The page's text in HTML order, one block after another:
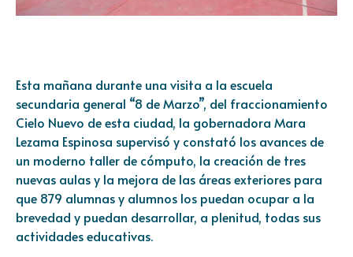
Esta mañana durante una visita a la escuela
secundaria general “8 de Marzo”, del fraccionamiento
Cielo Nuevo de esta ciudad, la gobernadora Mara
Lezama Espinosa supervisó y constató los avances de
un moderno taller de cómputo, la creación de tres
nuevas aulas y la mejora de las áreas exteriores para
que 879 alumnas y alumnos los puedan ocupar a la
brevedad y puedan desarrollar, a plenitud, todas sus
actividades educativas.